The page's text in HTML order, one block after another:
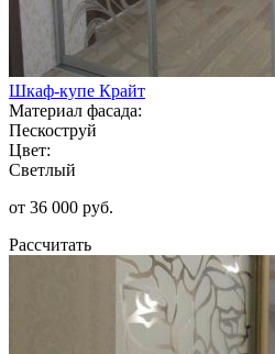
Шкаф-купе Крайт
Материал фасада:
Пескоструй
Цвет:
Светлый
от 36 000 руб.
Рассчитать